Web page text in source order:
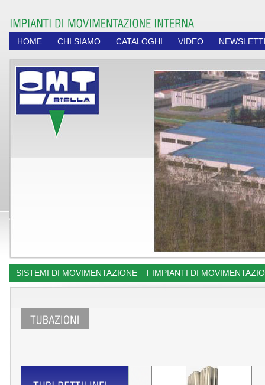
HOME CHI SIAMO CATALOGHI VIDEO
SISTEMI DI MOVIMENTAZIONE | IMPIANTI DI